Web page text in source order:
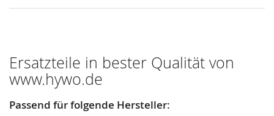
Ersatzteile in bester Qualität von
www.hywo.de
Passend für folgende Hersteller: